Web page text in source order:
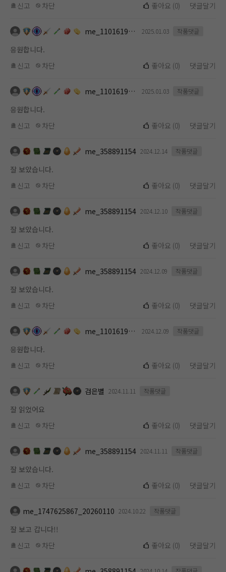
신고
차단 좋아요 (0) 댓글달기
me_1101619112 2025.01.03 작품댓글
응원합니다.
신고
차단 좋아요 (0) 댓글달기
me_1101619112 2025.01.03 작품댓글
응원합니다.
신고
차단 좋아요 (0) 댓글달기
me_358891154 2024.12.14 작품댓글
잘 보았습니다.
신고
차단 좋아요 (0) 댓글달기
me_358891154 2024.12.10 작품댓글
잘 보았습니다.
신고
차단 좋아요 (0) 댓글달기
me_358891154 2024.12.09 작품댓글
잘 보았습니다.
신고
차단 좋아요 (0) 댓글달기
me_1101619112 2024.12.09 작품댓글
응원합니다.
신고
차단 좋아요 (0) 댓글달기
검은별 2024.11.11 작품댓글
잘 읽었어요
신고
차단 좋아요 (0) 댓글달기
me_358891154 2024.11.11 작품댓글
잘 보았습니다.
신고
차단 좋아요 (0) 댓글달기
me_1747625867_20260110 2024.10.22 작품댓글
잘 보고 갑니다!!
신고
차단 좋아요 (0) 댓글달기